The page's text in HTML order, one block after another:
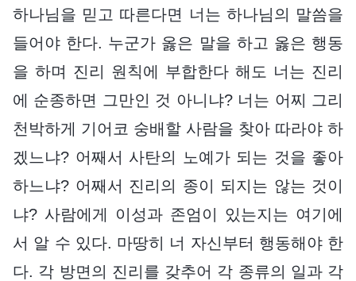
하나님을 믿고 따른다면 너는 하나님의 말씀을
들어야 한다. 누군가 옳은 말을 하고 옳은 행동
을 하며 진리 원칙에 부합한다 해도 너는 진리
에 순종하면 그만인 것 아니냐? 너는 어찌 그리
천박하게 기어코 숭배할 사람을 찾아 따라야 하
겠느냐? 어째서 사탄의 노예가 되는 것을 좋아
하느냐? 어째서 진리의 종이 되지는 않는 것이
냐? 사람에게 이성과 존엄이 있는지는 여기에
서 알 수 있다. 마땅히 너 자신부터 행동해야 한
다. 각 방면의 진리를 갖추어 각 종류의 일과 각